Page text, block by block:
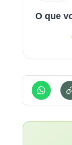
O que